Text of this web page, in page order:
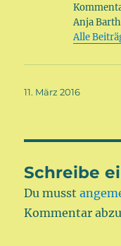
Anja Barth
Alle
Veröffentlicht
11. März 2016
Schreibe
Du musst
Kommentar